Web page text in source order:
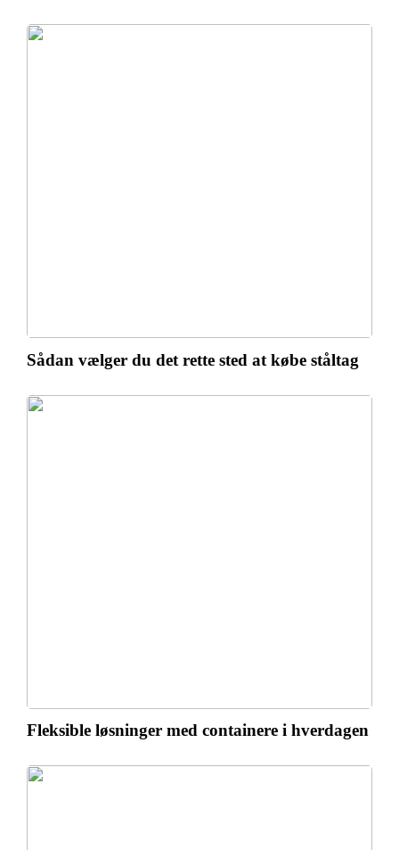
Sådan vælger du det rette sted at købe ståltag
Fleksible løsninger med containere i hverdagen